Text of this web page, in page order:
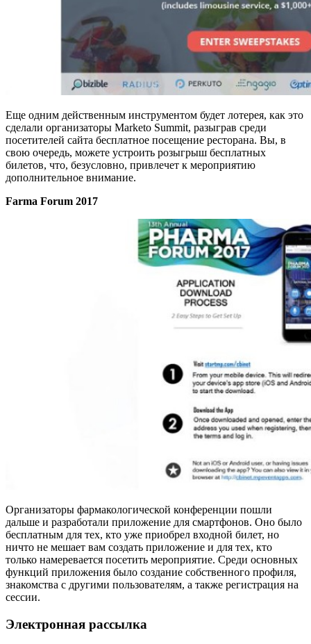
Еще одним действенным инструментом будет лотерея, как это
сделали организаторы Marketo Summit, разыграв среди
посетителей сайта бесплатное посещение ресторана. Вы, в
свою очередь, можете устроить розыгрыш бесплатных
билетов, что, безусловно, привлечет к мероприятию
дополнительное внимание.
Farma Forum 2017
Организаторы фармакологической конференции пошли
дальше и разработали приложение для смартфонов. Оно было
бесплатным для тех, кто уже приобрел входной билет, но
ничто не мешает вам создать приложение и для тех, кто
только намеревается посетить мероприятие. Среди основных
функций приложения было создание собственного профиля,
знакомства с другими пользователям, а также регистрация на
сессии.
Электронная рассылка